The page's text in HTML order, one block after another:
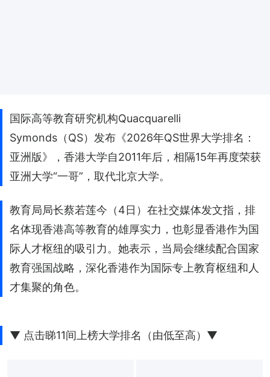
国际高等教育研究机构Quacquarelli
Symonds（QS）发布《2026年QS世界大学排名：
亚洲版》，香港大学自2011年后，相隔15年再度荣获
亚洲大学“一哥”，取代北京大学。
教育局局长蔡若莲今（4日）在社交媒体发文指，排
名体现香港高等教育的雄厚实力，也彰显香港作为国
际人才枢纽的吸引力。她表示，当局会继续配合国家
教育强国战略，深化香港作为国际专上教育枢纽和人
才集聚的角色。
▼ 点击睇11间上榜大学排名（由低至高）▼